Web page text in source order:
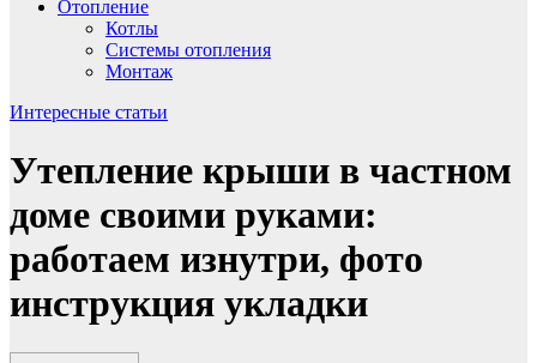
Отопление
Котлы
Системы отопления
Монтаж
Интересные статьи
Утепление крыши в частном
доме своими руками:
работаем изнутри, фото
инструкция укладки